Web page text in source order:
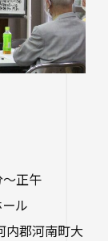
正午
ル
河南町大